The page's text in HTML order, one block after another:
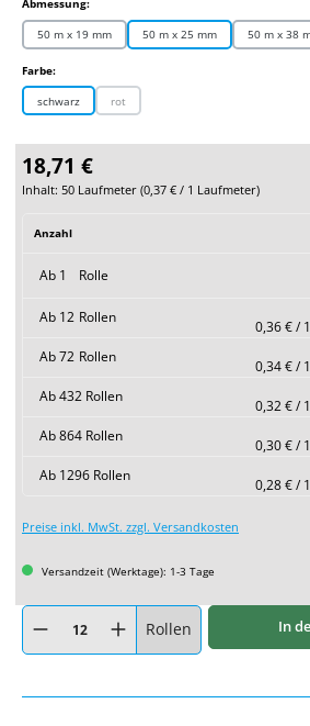
Abmessung:auswählen
50 m x 19 mm 50 m x 25 mm 50 m x 38
Farbe:auswählen
schwarz rot
(Diese Option ist zurzeit nicht verfügbar.)
18,71 €
Inhalt: 50 Laufmeter (0,37 € / 1 Laufmeter)
Anzahl
Ab 1 Rolle
Ab 12 Rollen
0,36 € /
Ab72 Rollen
0,34 € /
Ab432 Rollen
0,32 € /
Ab864 Rollen
0,30 € /
Ab 1296 Rollen
0,28 € /
Preise inkl. MwSt. zzgl. Versandkosten
Versandzeit (Werktage): 1-3 Tage
Produkt Anzahl: Gib den gewünschten Wert ein
Rollen In